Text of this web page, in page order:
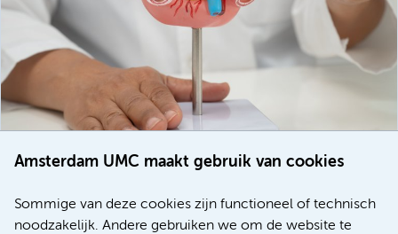
Amsterdam UMC maakt gebruik van cookies
Sommige van deze cookies zijn functioneel of technisch
noodzakelijk. Andere gebruiken we om de website te
voor patiënten met alvleesklierkanker verbeteren